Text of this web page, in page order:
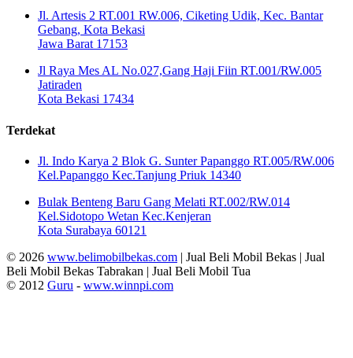
Jl. Artesis 2 RT.001 RW.006, Ciketing Udik, Kec. Bantar
Gebang, Kota Bekasi
Jawa Barat 17153
Jl Raya Mes AL No.027,Gang Haji Fiin RT.001/RW.005
Jatiraden
Kota Bekasi 17434
Terdekat
Jl. Indo Karya 2 Blok G. Sunter Papanggo RT.005/RW.006
Kel.Papanggo Kec.Tanjung Priuk 14340
Bulak Benteng Baru Gang Melati RT.002/RW.014
Kel.Sidotopo Wetan Kec.Kenjeran
Kota Surabaya 60121
© 2026 www.belimobilbekas.com | Jual Beli Mobil Bekas | Jual
Beli Mobil Bekas Tabrakan | Jual Beli Mobil Tua
© 2012 Guru - www.winnpi.com